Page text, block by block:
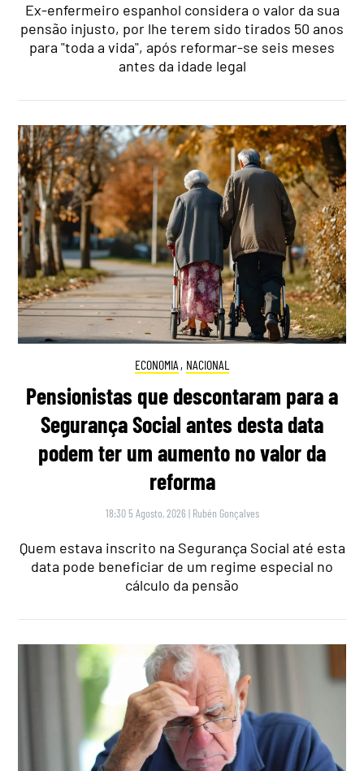
Ex-enfermeiro espanhol considera o valor da sua
pensão injusto, por lhe terem sido tirados 50 anos
para "toda a vida", após reformar-se seis meses
antes da idade legal
ECONOMIA , NACIONAL
Pensionistas que descontaram para a
Segurança Social antes desta data
podem ter um aumento no valor da
reforma
18:30 5 Agosto, 2026 | Rubén Gonçalves
Quem estava inscrito na Segurança Social até esta
data pode beneficiar de um regime especial no
cálculo da pensão